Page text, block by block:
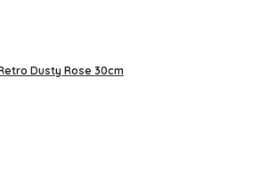
Dusty Rose 30cm